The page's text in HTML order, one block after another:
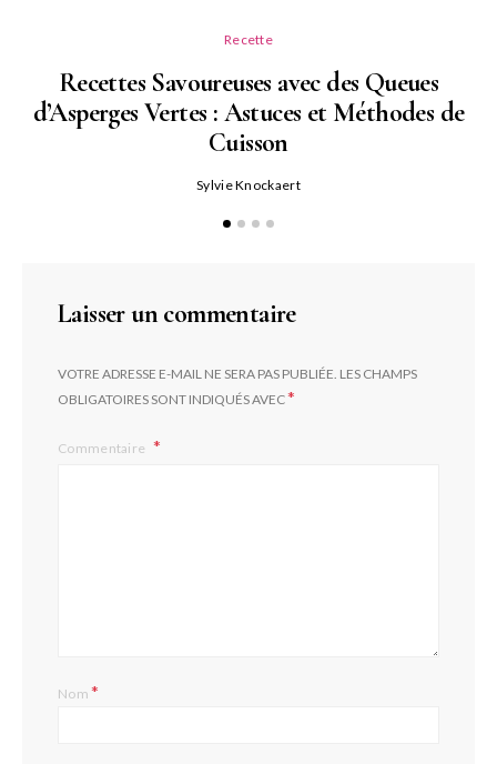
Recette
Recettes Savoureuses avec des Queues
d’Asperges Vertes : Astuces et Méthodes de
Cuisson
Sylvie Knockaert
Laisser un commentaire
VOTRE ADRESSE E-MAIL NE SERA PAS PUBLIÉE. LES CHAMPS
OBLIGATOIRES SONT INDIQUÉS AVEC*
Commentaire
Nom*